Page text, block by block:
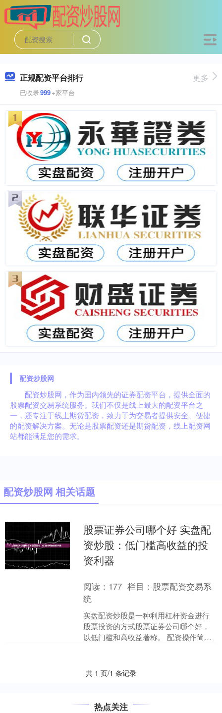
正规配资平台排行
已收录999+家平台
更多
配资炒股网
配资炒股网，作为国内领先的证券配资平台，提供全面的
股票配资交易系统服务。我们不仅是线上最大的配资平台之
一，还专注于线上期货配资，致力于为交易者提供安全、便捷
的配资解决方案。无论是股票配资还是期货配资，线上配资网
站都能满足您的需求。
配资炒股网 相关话题
股票证券公司哪个好 实盘配
资炒股：低门槛高收益的投
资利器
阅读： 177 栏目： 股票配资交易系
统
实盘配资炒股是一种利用杠杆资金进行
股票投资的方式股票证券公司哪个好，
以低门槛和高收益著称。 配资操作简单
共 1 页/1 条记录
热点关注